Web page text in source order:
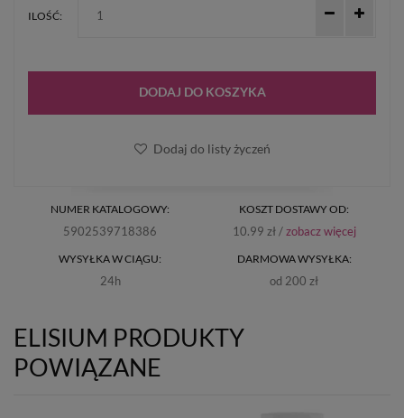
NUMER KATALOGOWY:
5902539718386
WYSYŁKA W CIĄGU:
24h
KOSZT DOSTAWY OD:
10.99 zł /zobacz więcej
DARMOWA WYSYŁKA:
od 200 zł
ILOŚĆ:
DODAJ DO KOSZYKA
Dodaj do listy życzeń
ELISIUM PRODUKTY
POWIĄZANE